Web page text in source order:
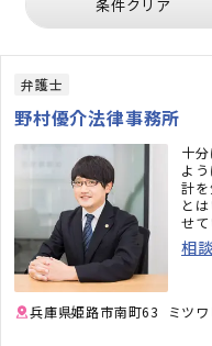
条件クリア
弁護士
野村優介法律事務所
十
よ
計
と
せ
をア
電話
相
兵庫県姫路市南町63 ミツワ